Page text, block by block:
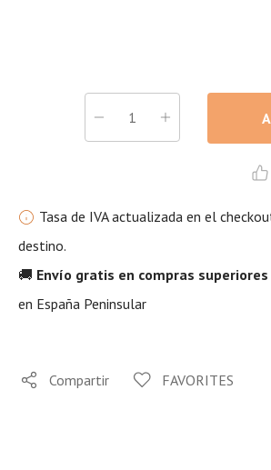
Tasa de IVA actualizada en el
destino.
🚚 Envío gratis en compras
en España Peninsular
Compartir FAVORITES